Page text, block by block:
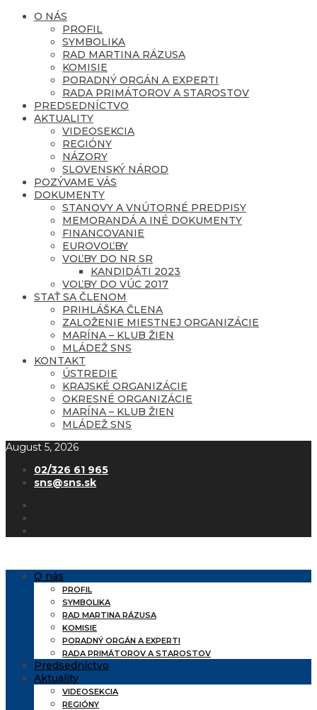
O NÁS
PROFIL
SYMBOLIKA
RAD MARTINA RÁZUSA
KOMISIE
PORADNÝ ORGÁN A EXPERTI
RADA PRIMÁTOROV A STAROSTOV
PREDSEDNÍCTVO
AKTUALITY
VIDEOSEKCIA
REGIÓNY
NÁZORY
SLOVENSKÝ NÁROD
POZÝVAME VÁS
DOKUMENTY
STANOVY A VNÚTORNÉ PREDPISY
MEMORANDÁ A INÉ DOKUMENTY
FINANCOVANIE
EUROVOĽBY
VOĽBY DO NR SR
KANDIDÁTI 2023
VOĽBY DO VÚC 2017
STAŤ SA ČLENOM
PRIHLÁŠKA ČLENA
ZALOŽENIE MIESTNEJ ORGANIZÁCIE
MARÍNA – KLUB ŽIEN
MLÁDEŽ SNS
KONTAKT
ÚSTREDIE
KRAJSKÉ ORGANIZÁCIE
OKRESNÉ ORGANIZÁCIE
MARÍNA – KLUB ŽIEN
MLÁDEŽ SNS
August 5, 2026
02/326 61 965
sns@sns.sk
O nás
PROFIL
SYMBOLIKA
RAD MARTINA RÁZUSA
KOMISIE
PORADNÝ ORGÁN A EXPERTI
RADA PRIMÁTOROV A STAROSTOV
Predsedníctvo
Aktuality
VIDEOSEKCIA
REGIÓNY